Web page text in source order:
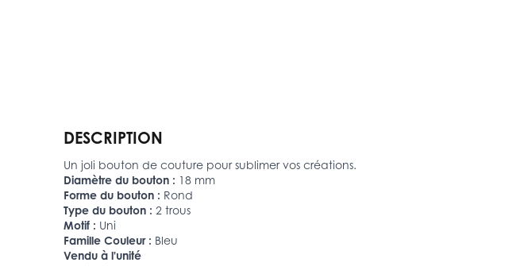
DESCRIPTION
Un joli bouton de couture pour sublimer vos créations.
Diamètre du bouton : 18 mm
Forme du bouton : Rond
Type du bouton : 2 trous
Motif : Uni
Famille Couleur : Bleu
Vendu à l'unité